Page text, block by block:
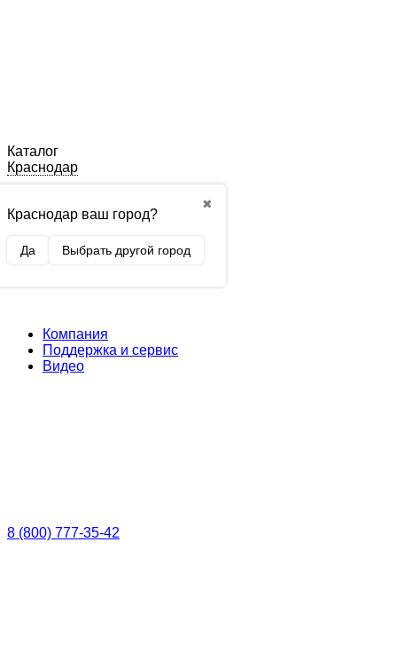
Каталог
Краснодар
✖
Краснодар ваш город?
Да Выбрать другой город
Компания
Поддержка и сервис
Видео
8 (800) 777-35-42